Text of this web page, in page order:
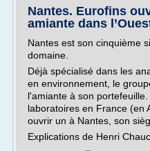
Nantes. Eurofins
amiante dans
Nantes est son cinquième
domaine.
Déjà spécialisé dans les
en environnement, le
l'amiante à son
laboratoires en France (en
ouvrir un à Nantes, son
Explications de Henri